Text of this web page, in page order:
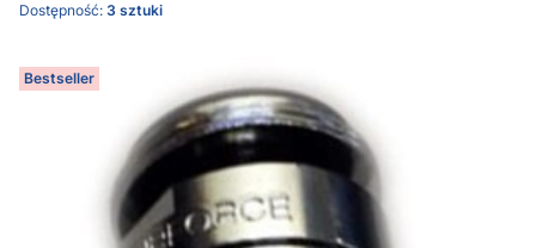
Dostępność: 3 sztuki
Bestseller